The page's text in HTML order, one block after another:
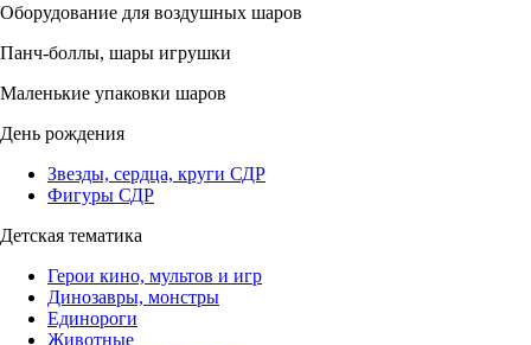
Оборудование для воздушных шаров
Панч-боллы, шары игрушки
Маленькие упаковки шаров
День рождения
Звезды, сердца, круги СДР
Фигуры СДР
Детская тематика
Герои кино, мультов и игр
Динозавры, монстры
Единороги
Животные